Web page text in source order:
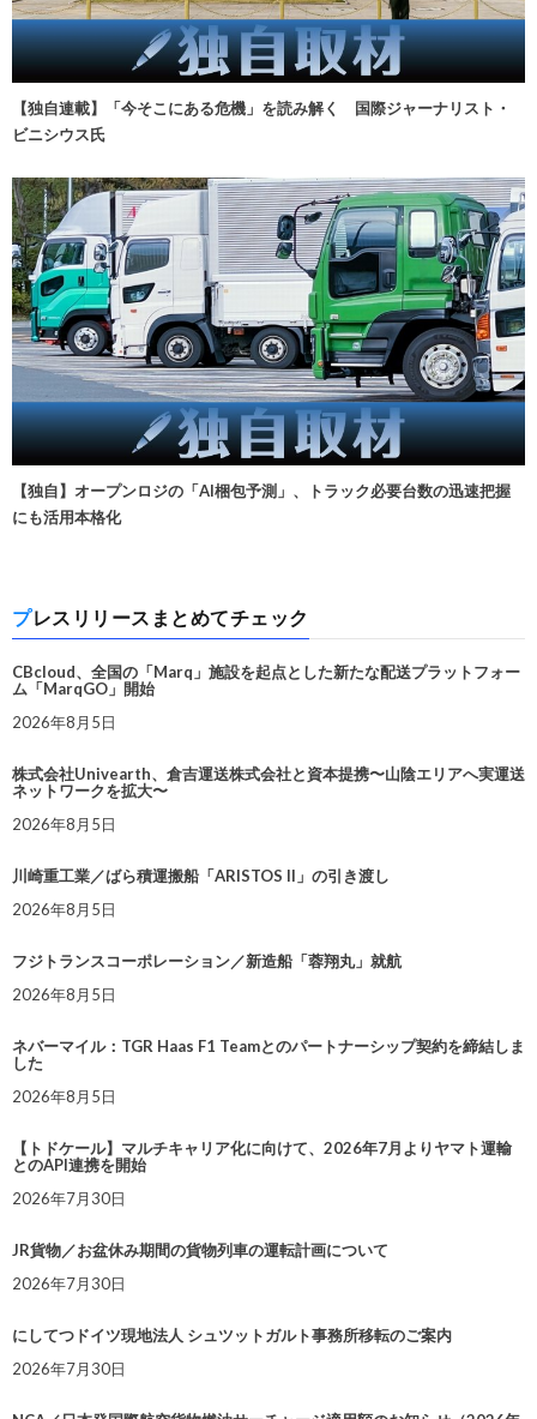
【独自連載】「今そこにある危機」を読み解く 国際ジャーナリスト・
ビニシウス氏
【独自】オープンロジの「AI梱包予測」、トラック必要台数の迅速把握
にも活用本格化
プレスリリースまとめてチェック
CBcloud、全国の「Marq」施設を起点とした新たな配送プラットフォー
ム「MarqGO」開始
2026年8月5日
株式会社Univearth、倉吉運送株式会社と資本提携〜山陰エリアへ実運送
ネットワークを拡大〜
2026年8月5日
川崎重工業／ばら積運搬船「ARISTOS II」の引き渡し
2026年8月5日
フジトランスコーポレーション／新造船「蓉翔丸」就航
2026年8月5日
ネバーマイル：TGR Haas F1 Teamとのパートナーシップ契約を締結しま
した
2026年8月5日
【トドケール】マルチキャリア化に向けて、2026年7月よりヤマト運輸
とのAPI連携を開始
2026年7月30日
JR貨物／お盆休み期間の貨物列車の運転計画について
2026年7月30日
にしてつドイツ現地法人 シュツットガルト事務所移転のご案内
2026年7月30日